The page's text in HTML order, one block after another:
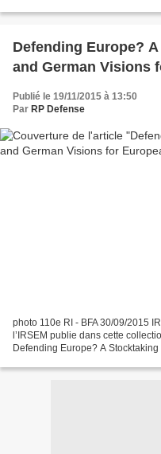
Defending Europe?
and German Visions
Publié le 19/11/2015 à 13:50
Par RP Defense
photo 110e RI - BFA 30/09/2015
l’IRSEM publie dans cette
Defending Europe? A